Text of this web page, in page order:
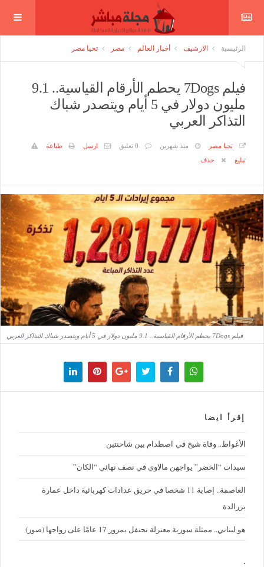
الرئيسية الارشيف أخبار العالم مصر تحيا مصر
فيلم 7Dogs يحطم الأرقام القياسية.. 9.1
مليون دولار في 5 أيام ويتصدر شباك
التذاكر العربي
تحيا مصر منذ شهرين 0 تعليق ارسل
طباعة
تبليغ
حذف
فيلم 7Dogs يحطم الأرقام القياسية.. 9.1 مليون دولار في 5 أيام ويتصدر شباك التذاكر العربي
إقرأ ايضا
الأغواط.. وفاة شيخ في اصطدام بين شاحنتين
سيدات “الخضر” يواجهن مالاوي في نصف نهائي “الكان”
العاصمة.. إصابة 11 شخصا في حريق عدادات كهربائية داخل عمارة
بزرالدة
هو لبناني.. ممثلة سورية معتزلة تحتفل بمرور 17 عامًا على زواجها (صور)
.